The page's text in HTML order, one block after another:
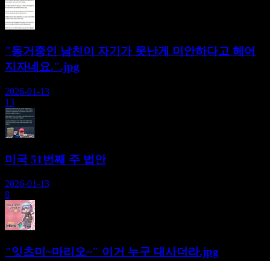
"동거중인 남친이 자기가 못난게 미안하다고 헤어
지자네요.".jpg
2026-01-13
13
미국 51번째 주 법안
2026-01-13
8
"잇츠미~마리오~" 이거 누구 대사더라.jpg